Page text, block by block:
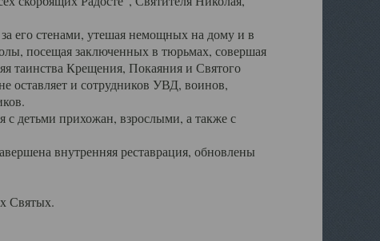
его стенами, утешая немощных на дому и в
посещая заключенных в тюрьмах, совершая
таинства Крещения, Покаяния и Святого
оставляет и сотрудников УВД, воинов,
с детьми прихожан, взрослыми, а также с
внутренняя реставрация, обновлены
Святых.